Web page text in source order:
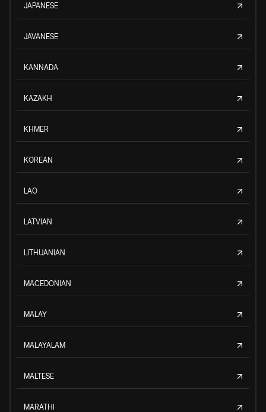
JAPANESE
JAVANESE
KANNADA
KAZAKH
KHMER
KOREAN
LAO
LATVIAN
LITHUANIAN
MACEDONIAN
MALAY
MALAYALAM
MALTESE
MARATHI